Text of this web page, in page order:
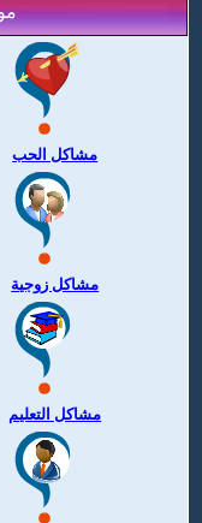
مشاكل الحب
مشاكل زوجية
مشاكل التعليم